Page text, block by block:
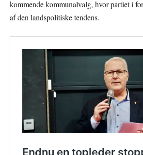
kommende kommunalvalg, hvor partiet i
af den landspolitiske tendens.